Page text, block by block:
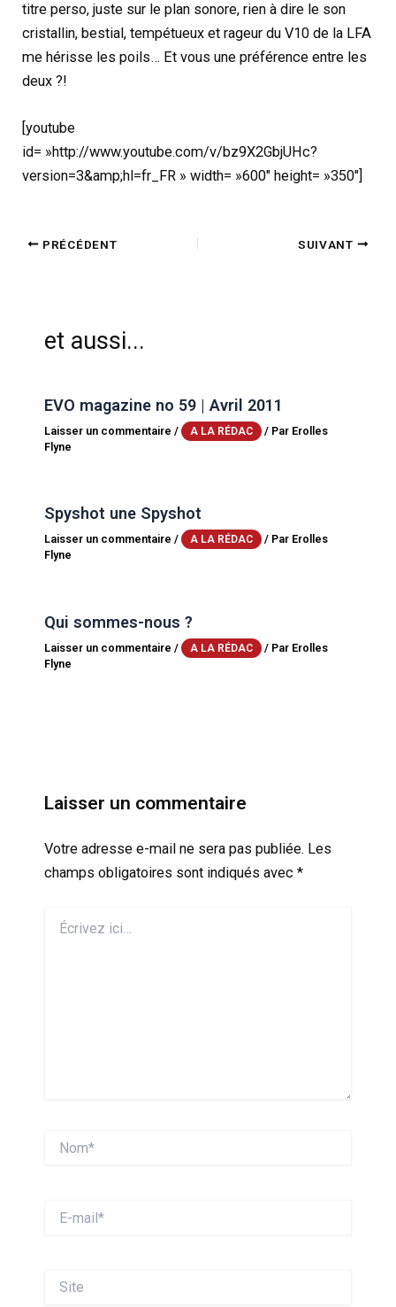
titre perso, juste sur le plan sonore, rien à dire le son
cristallin, bestial, tempétueux et rageur du V10 de la LFA
me hérisse les poils… Et vous une préférence entre les
deux ?!
[youtube
id= »http://www.youtube.com/v/bz9X2GbjUHc?
version=3&amp;hl=fr_FR » width= »600″ height= »350″]
PRÉCÉDENT SUIVANT
et aussi...
EVO magazine no 59 | Avril 2011
Laisser un commentaire / A LA RÉDAC / Par Erolles
Flyne
Spyshot une Spyshot
Laisser un commentaire / A LA RÉDAC / Par Erolles
Flyne
Qui sommes-nous ?
Laisser un commentaire / A LA RÉDAC / Par Erolles
Flyne
Laisser un commentaire
Votre adresse e-mail ne sera pas publiée. Les
champs obligatoires sont indiqués avec *
ici…
mail*